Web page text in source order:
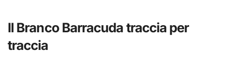
Il Branco Barracuda traccia per
traccia